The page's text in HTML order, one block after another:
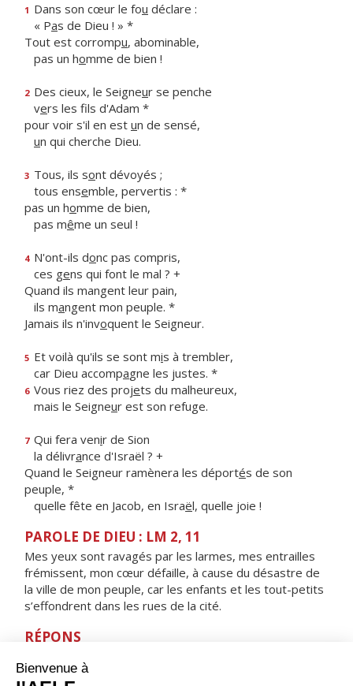
1 Dans son cœur le fou déclare :
« Pas de Dieu ! » *
Tout est corrompu, abominable,
pas un homme de bien !
2 Des cieux, le Seigneur se penche
vers les fils d'Adam *
pour voir s'il en est un de sensé,
un qui cherche Dieu.
3 Tous, ils sont dévoyés ;
tous ensemble, pervertis : *
pas un homme de bien,
pas même un seul !
4 N'ont-ils donc pas compris,
ces gens qui font le mal ? +
Quand ils mangent leur pain,
ils mangent mon peuple. *
Jamais ils n'invoquent le Seigneur.
5 Et voilà qu'ils se sont mis à trembler,
car Dieu accompagne les justes. *
6 Vous riez des projets du malheureux,
mais le Seigneur est son refuge.
7 Qui fera venir de Sion
la délivrance d'Israël ? +
Quand le Seigneur ramènera les déportés de son
peuple, *
quelle fête en Jacob, en Israël, quelle joie !
PAROLE DE DIEU : LM 2, 11
Mes yeux sont ravagés par les larmes, mes entrailles
frémissent, mon cœur défaille, à cause du désastre de
la ville de mon peuple, car les enfants et les tout-petits
s’effondrent dans les rues de la cité.
RÉPONS
leur récompense est auprès du Seigneur.